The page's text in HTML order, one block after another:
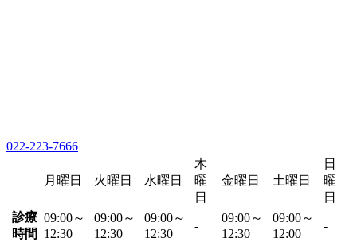
022-223-7666
月曜日 火曜日 水曜日
木
曜
日
金曜日 土曜日
日
曜
日
診療
時間
09:00～
12:30
09:00～
12:30
09:00～
12:30
-
09:00～
12:30
09:00～
12:00
-